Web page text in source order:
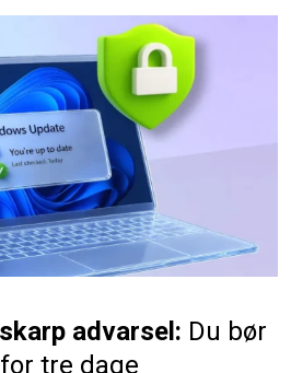
advarsel: Du bør
tre dage